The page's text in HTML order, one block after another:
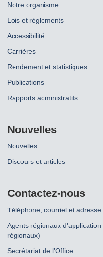
Notre organisme
Lois et règlements
Accessibilité
Carrières
Rendement et statistiques
Publications
Rapports administratifs
Nouvelles
Nouvelles
Discours et articles
Contactez-nous
Téléphone, courriel et adresse
Agents régionaux
régionaux)
Secrétariat de l’Office